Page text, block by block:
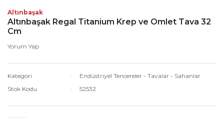
Altınbaşak
Altınbaşak Regal Titanium Krep ve Omlet Tava 32
Cm
Yorum Yap
Kategori
Endüstriyel Tencereler - Tavalar - Sahanlar
Stok Kodu
52532